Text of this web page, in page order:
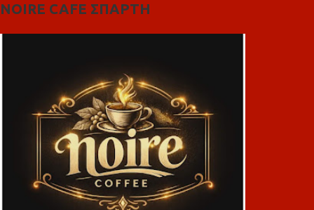
NOIRE CAFE ΣΠΑΡΤΗ